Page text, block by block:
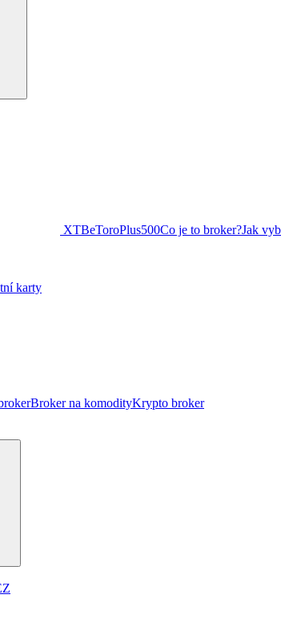
XTBeToroPlus500Co je to broker?Jak
karty
Broker na komodityKrypto broker